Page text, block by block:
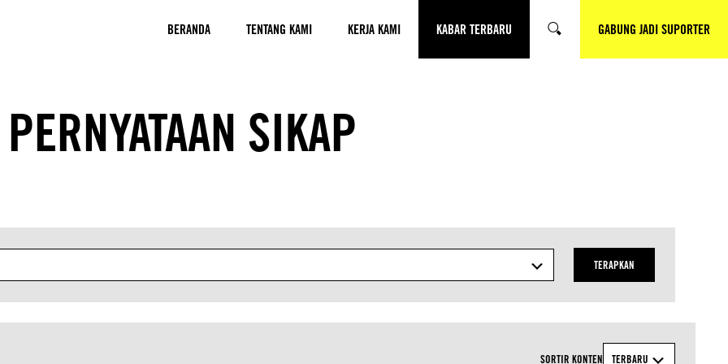
BERANDA TENTANG KAMI KERJA KAMI KABAR TERBARU SEARCH GABUNG JADI SUPORTER
PERNYATAAN SIKAP
TERAPKAN
SORTIR KONTEN TERBARU